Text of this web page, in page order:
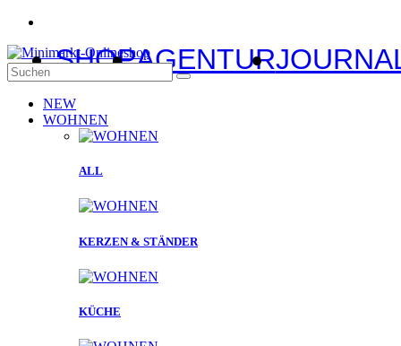
SHOPAGENTUR
NEW
WOHNEN
ALL
KERZEN & STÄNDER
KÜCHE